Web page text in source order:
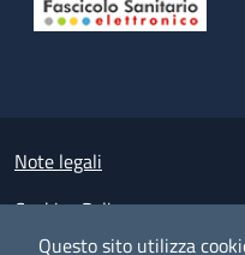
Questo sito utilizza
Small prints
Note legali
Cookies Policy